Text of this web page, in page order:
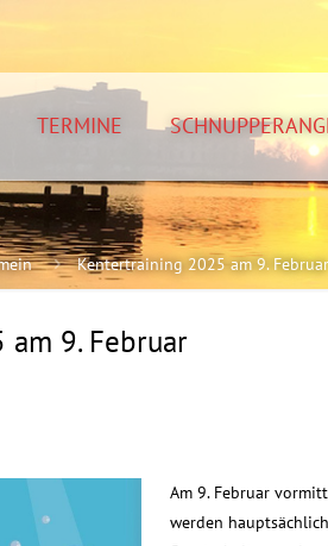
TERMINE
Kentertraining 2025 am 9. Februar
9. Februar
Am 9. Februar
werden